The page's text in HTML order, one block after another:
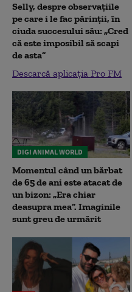
Selly, despre observațiile
pe care i le fac părinții, în
ciuda succesului său: „Cred
că este imposibil să scapi
de asta”
Descarcă aplicația Pro FM
DIGI ANIMAL WORLD
Momentul când un bărbat
de 65 de ani este atacat de
un bizon: „Era chiar
deasupra mea”. Imaginile
sunt greu de urmărit